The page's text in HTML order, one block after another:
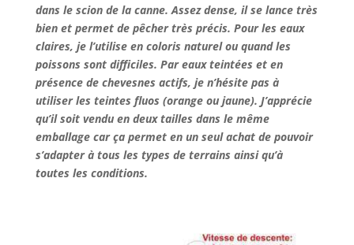
dans le scion de la canne. Assez dense, il se lance très
bien et permet de pêcher très précis. Pour les eaux
claires, je l’utilise en coloris naturel ou quand les
poissons sont difficiles. Par eaux teintées et en
présence de chevesnes actifs, je n’hésite pas à
utiliser les teintes fluos (orange ou jaune). J’apprécie
qu’il soit vendu en deux tailles dans le même
emballage car ça permet en un seul achat de pouvoir
s’adapter à tous les types de terrains ainsi qu’à
toutes les conditions.